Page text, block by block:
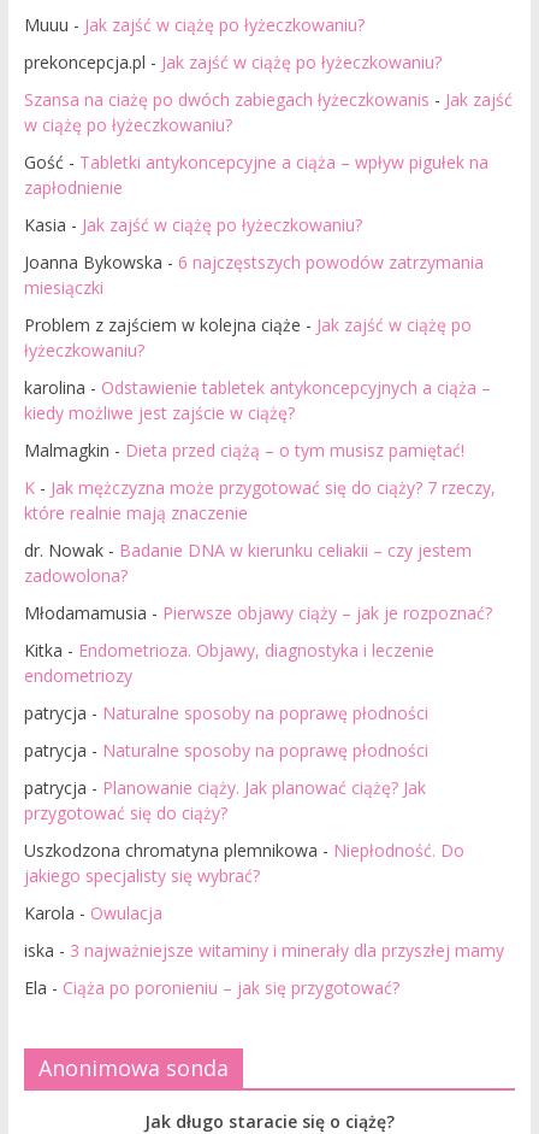
Muuu - Jak zajść w ciążę po łyżeczkowaniu?
prekoncepcja.pl - Jak zajść w ciążę po łyżeczkowaniu?
Szansa na ciażę po dwóch zabiegach łyżeczkowanis - Jak zajść
w ciążę po łyżeczkowaniu?
Gość - Tabletki antykoncepcyjne a ciąża – wpływ pigułek na
zapłodnienie
Kasia - Jak zajść w ciążę po łyżeczkowaniu?
Joanna Bykowska - 6 najczęstszych powodów zatrzymania
miesiączki
Problem z zajściem w kolejna ciąże - Jak zajść w ciążę po
łyżeczkowaniu?
karolina - Odstawienie tabletek antykoncepcyjnych a ciąża –
kiedy możliwe jest zajście w ciążę?
Malmagkin - Dieta przed ciążą – o tym musisz pamiętać!
K- Jak mężczyzna może przygotować się do ciąży? 7 rzeczy,
które realnie mają znaczenie
dr. Nowak- Badanie DNA w kierunku celiakii – czy jestem
zadowolona?
Młodamamusia - Pierwsze objawy ciąży – jak je rozpoznać?
Kitka - Endometrioza. Objawy, diagnostyka i leczenie
endometriozy
patrycja - Naturalne sposoby na poprawę płodności
patrycja - Naturalne sposoby na poprawę płodności
patrycja - Planowanie ciąży. Jak planować ciążę? Jak
przygotować się do ciąży?
Uszkodzona chromatyna plemnikowa - Niepłodność. Do
jakiego specjalisty się wybrać?
Karola - Owulacja
iska - 3 najważniejsze witaminy i minerały dla przyszłej mamy
Ela - Ciąża po poronieniu – jak się przygotować?
Anonimowa sonda
Jak długo staracie się o ciążę?